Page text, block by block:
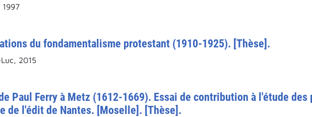
1997
du fondamentalisme protestant (1910-1925). [Thèse].
2015
Paul Ferry à Metz (1612-1669). Essai de contribution à l'étude
de l'édit de Nantes. [Moselle]. [Thèse].